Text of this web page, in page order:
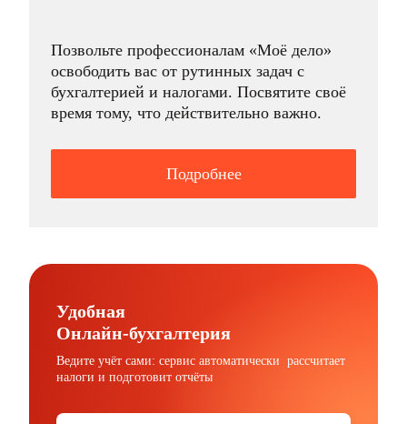
Позвольте профессионалам «Моё дело»
освободить вас от рутинных задач с
бухгалтерией и налогами. Посвятите своё
время тому, что действительно важно.
Подробнее
Удобная
Онлайн-бухгалтерия
Ведите учёт сами: сервис автоматически рассчитает
налоги и подготовит отчёты